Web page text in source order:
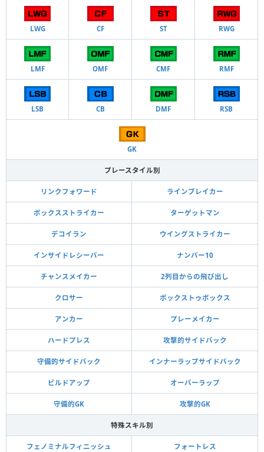
LWG CF ST RWG
LMF OMF CMF RMF
LSB CB DMF RSB
GK
プレースタイル別
リンクフォワード ラインブレイカー
ボックスストライカー ターゲットマン
デコイラン ウイングストライカー
インサイドレシーバー ナンバー10
チャンスメイカー 2列目からの飛び出し
クロサー ボックストゥボックス
アンカー プレーメイカー
ハードプレス 攻撃的サイドバック
守備的サイドバック インナーラップサイドバック
ビルドアップ オーバーラップ
守備的GK 攻撃的GK
特殊スキル別
フェノミナルフィニッシュ フォートレス